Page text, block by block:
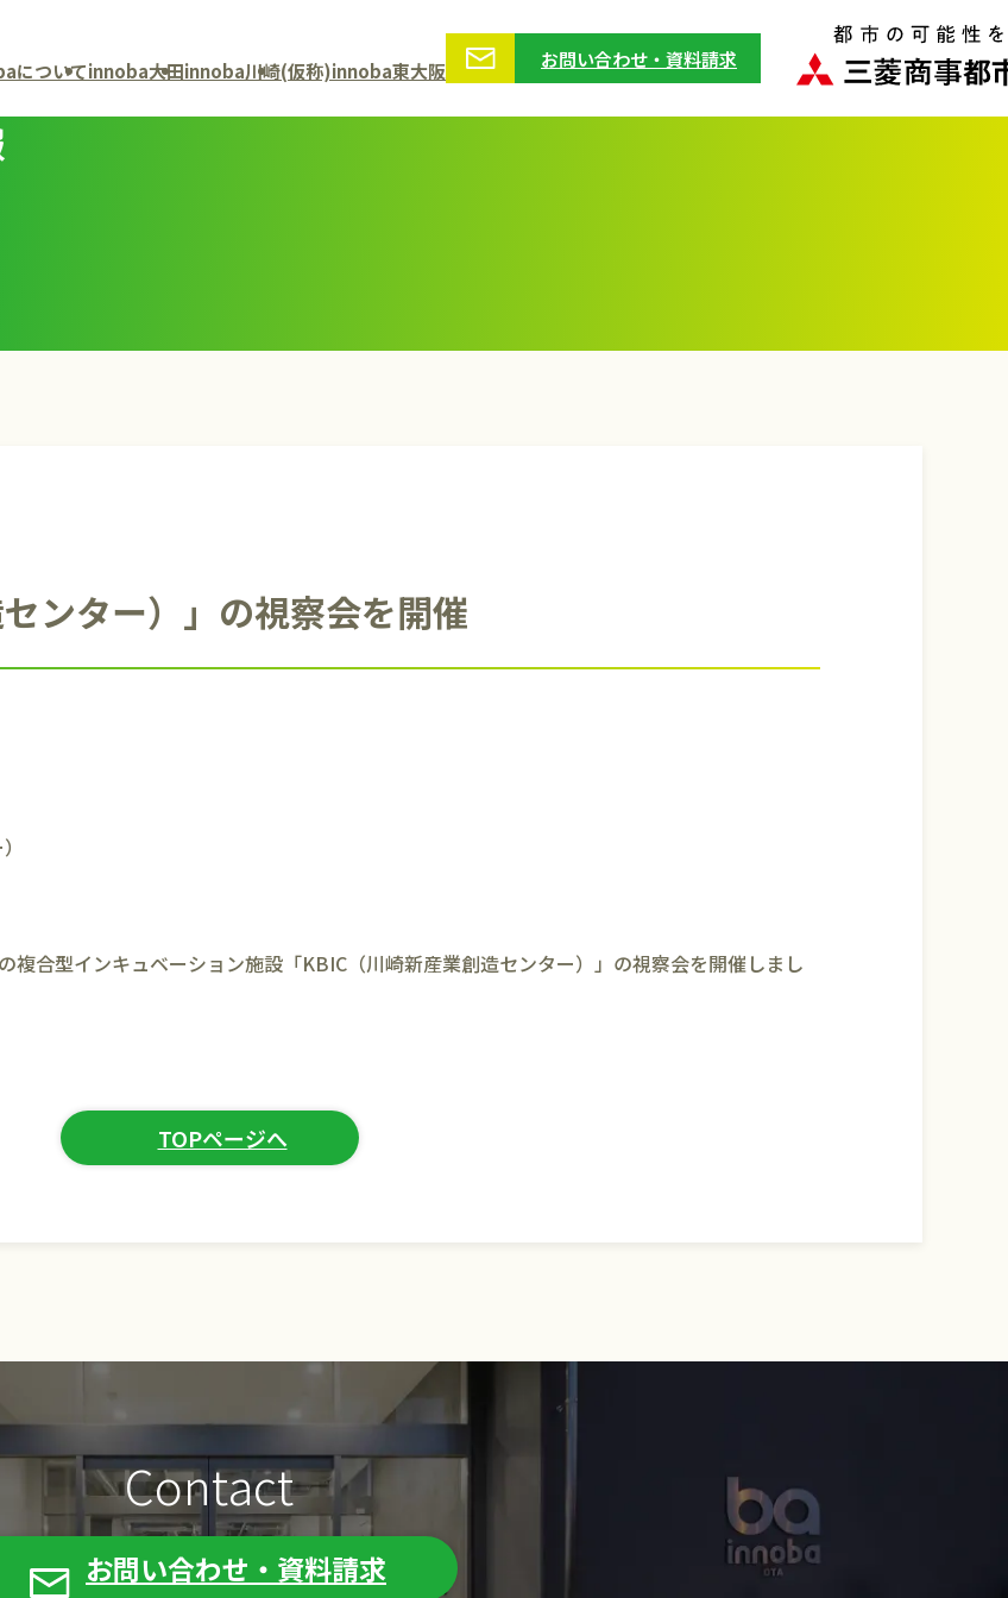
についてinnoba大田innoba川崎(仮称)innoba東大阪 お問い合わせ・資料請求
ンター）」の視察会を開催
複合型インキュベーション施設「KBIC（川崎新産業創造センター）」の視察会を開催しまし
TOPページへ
Contact
お問い合わせ・資料請求